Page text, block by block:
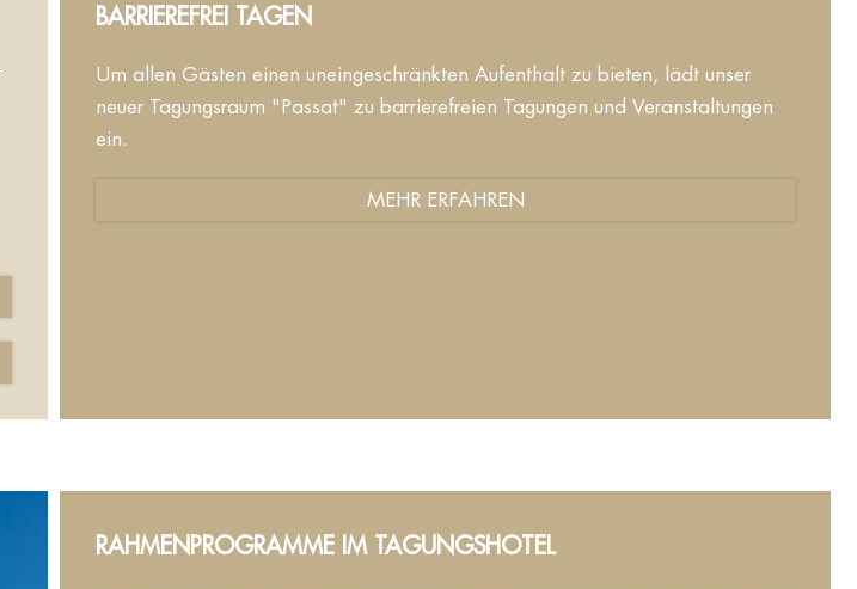
BARRIEREFREI TAGEN
Um allen Gästen einen uneingeschränkten Aufenthalt zu bieten, lädt unser
neuer Tagungsraum "Passat" zu barrierefreien Tagungen und Veranstaltungen
ein.
MEHR ERFAHREN
RAHMENPROGRAMME IM TAGUNGSHOTEL